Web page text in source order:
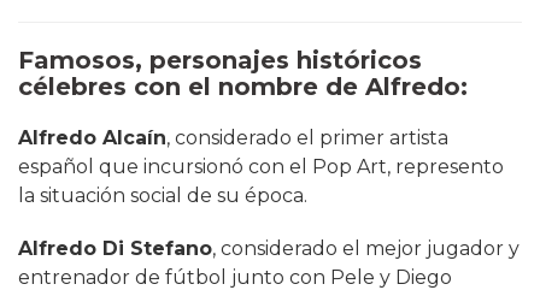
Famosos, personajes históricos
célebres con el nombre de Alfredo:
Alfredo Alcaín, considerado el primer artista
español que incursionó con el Pop Art, represento
la situación social de su época.
Alfredo Di Stefano, considerado el mejor jugador y
entrenador de fútbol junto con Pele y Diego